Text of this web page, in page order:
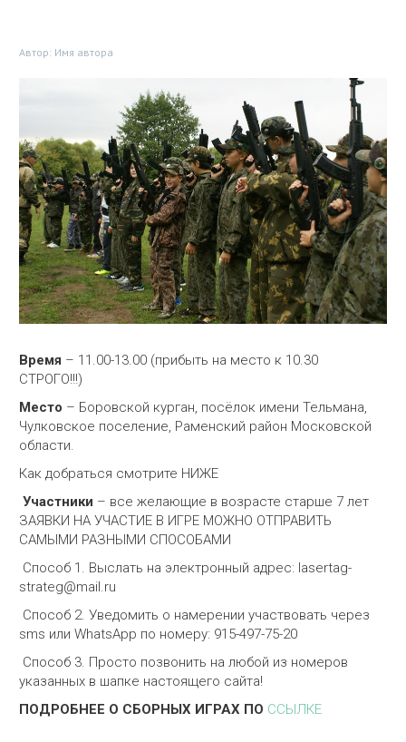
Автор: Имя автора
Время – 11.00-13.00 (прибыть на место к 10.30
СТРОГО!!!)
Место – Боровской курган, посёлок имени Тельмана,
Чулковское поселение, Раменский район Московской
области.
Как добраться смотрите НИЖЕ
Участники – все желающие в возрасте старше 7 лет
ЗАЯВКИ НА УЧАСТИЕ В ИГРЕ МОЖНО ОТПРАВИТЬ
САМЫМИ РАЗНЫМИ СПОСОБАМИ
Способ 1. Выслать на электронный адрес: lasertag-
strateg@mail.ru
Способ 2. Уведомить о намерении участвовать через
sms или WhatsApp по номеру: 915-497-75-20
Способ 3. Просто позвонить на любой из номеров
указанных в шапке настоящего сайта!
ПОДРОБНЕЕ О СБОРНЫХ ИГРАХ ПО ССЫЛКЕ